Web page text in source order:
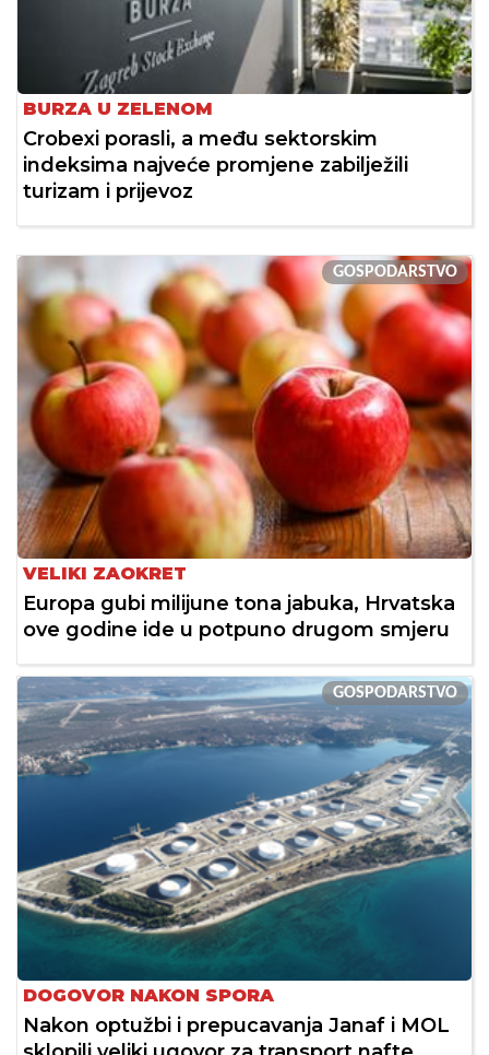
BURZA U ZELENOM
Crobexi porasli, a među sektorskim
indeksima najveće promjene zabilježili
turizam i prijevoz
GOSPODARSTVO
VELIKI ZAOKRET
Europa gubi milijune tona jabuka, Hrvatska
ove godine ide u potpuno drugom smjeru
GOSPODARSTVO
DOGOVOR NAKON SPORA
Nakon optužbi i prepucavanja Janaf i MOL